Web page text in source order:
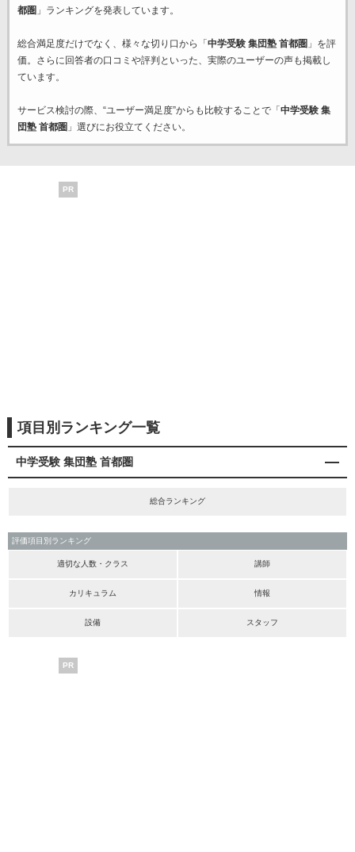
都圏 」ランキングを発表しています。
総合満足度だけでなく、様々な切り口から「 中学受験 集団塾 首都圏 」を評
価。さらに回答者の口コミや評判といった、実際のユーザーの声も掲載し
ています。
サービス検討の際、“ユーザー満足度”からも比較することで「 中学受験 集
団塾 首都圏 」選びにお役立てください。
PR
項目別ランキング一覧
中学受験 集団塾 首都圏
総合ランキング
評価項目別ランキング
適切な人数・クラス 講師
カリキュラム 情報
設備 スタッフ
PR